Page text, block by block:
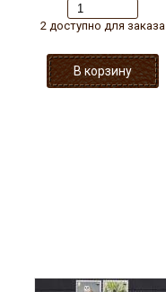
2 доступно для заказа